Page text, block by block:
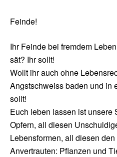
Feinde!
Ihr Feinde bei fremdem
sät? Ihr sollt!
Wollt ihr auch ohne
Angstschweiss baden und in
sollt!
Euch leben lassen ist unsere
Opfern, all diesen
Lebensformen, all diesen
Anvertrauten: Pflanzen und